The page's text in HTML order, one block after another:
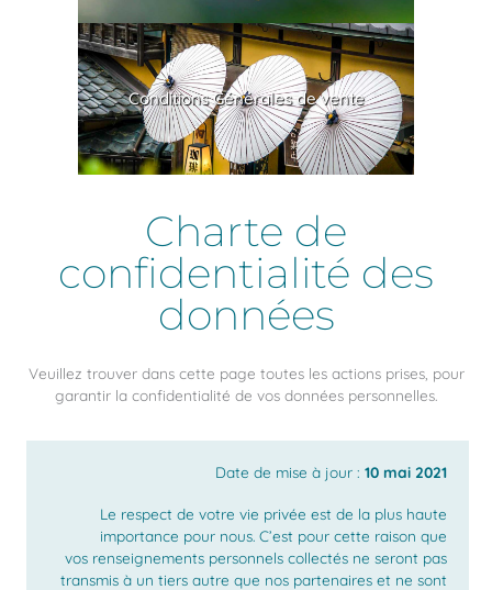
Conditions Générales de vente
Charte de
confidentialité des
données
Veuillez trouver dans cette page toutes les actions prises, pour
garantir la confidentialité de vos données personnelles.
Date de mise à jour : 10 mai 2021
Le respect de votre vie privée est de la plus haute
importance pour nous. C’est pour cette raison que
vos renseignements personnels collectés ne seront pas
transmis à un tiers autre que nos partenaires et ne sont